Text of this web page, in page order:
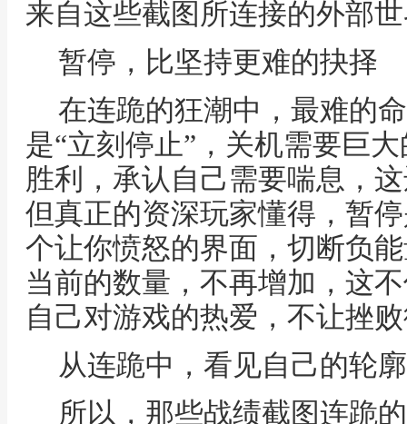
来自这些截图所连接的外部
暂停，比坚持更难的抉择
在连跪的狂潮中，最难的
是“立刻停止”，关机需要巨
胜利，承认自己需要喘息，
但真正的资深玩家懂得，暂
个让你愤怒的界面，切断负
当前的数量，不再增加，这
自己对游戏的热爱，不让挫
从连跪中，看见自己的轮廓
所以，那些战绩截图连跪